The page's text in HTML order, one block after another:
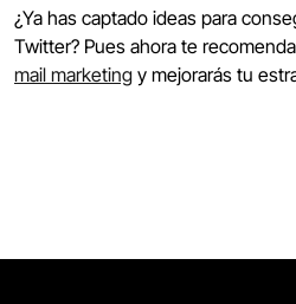
¿Ya has captado ideas para
Twitter? Pues ahora te
mail marketing y mejorarás tu